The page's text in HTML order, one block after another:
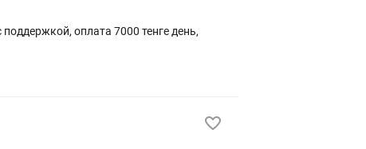
оплата 7000 тенге день,